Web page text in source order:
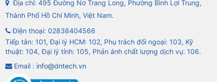
Địa chỉ: 495 Đường Nơ Trang Long, Phường Bình Lợi Trung,
Thành Phố Hồ Chí Minh, Việt Nam.
Điện thoại: 02838404566
Tiếp tân: 101, Đại lý HCM: 102, Phụ trách đối ngoại: 103, Kỹ
thuật: 104, Đại lý tỉnh: 105, Phản ánh chất lượng dịch vụ: 106.
Email : info@dntech.vn